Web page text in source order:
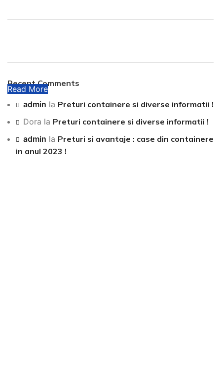
Read More
Recent Comments
admin la Preturi containere si diverse informatii !
Dora la Preturi containere si diverse informatii !
admin la Preturi si avantaje : case din containere
in anul 2023 !